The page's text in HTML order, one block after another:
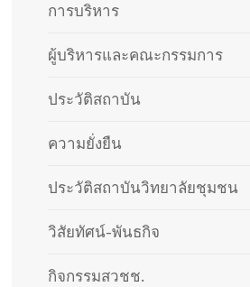
การบริหาร
ผู้บริหารและคณะกรรมการ
ประวัติสถาบัน​
ความยั่งยืน
ประวัติสถาบันวิทยาลัยชุมชน
วิสัยทัศน์-พันธกิจ
กิจกรรมสวชช.